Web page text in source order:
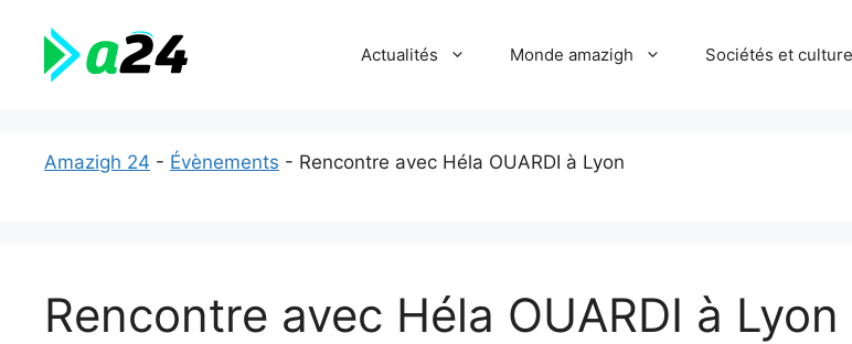
contenu
Actualités Monde amazigh Sociétés et culture
Amazigh 24 - Évènements - Rencontre avec Héla OUARDI à Lyon
Rencontre avec Héla OUARDI à Lyon